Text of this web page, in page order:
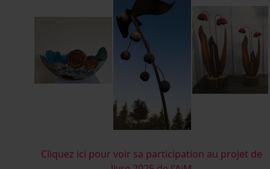
Cliquez ici pour voir sa participation au projet de